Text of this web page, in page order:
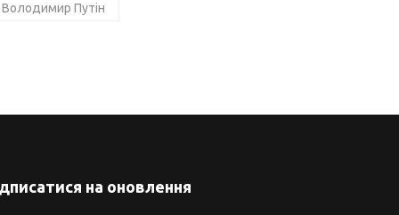
Володимир Путін
на оновлення